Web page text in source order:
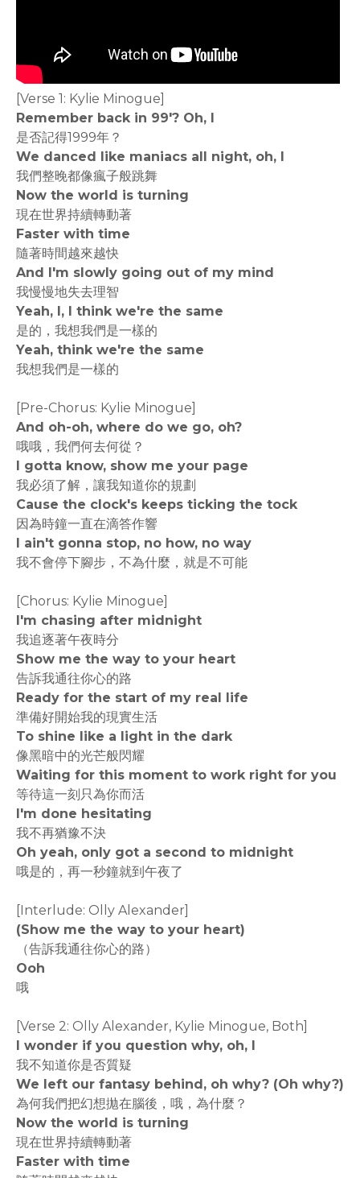
[Verse 1: Kylie Minogue]
Remember back in 99'? Oh, I
是否記得1999年？
We danced like maniacs all night, oh, I
我們整晚都像瘋子般跳舞
Now the world is turning
現在世界持續轉動著
Faster with time
隨著時間越來越快
And I'm slowly going out of my mind
我慢慢地失去理智
Yeah, I, I think we're the same
是的，我想我們是一樣的
Yeah, think we're the same
我想我們是一樣的
[Pre-Chorus: Kylie Minogue]
And oh-oh, where do we go, oh?
哦哦，我們何去何從？
I gotta know, show me your page
我必須了解，讓我知道你的規劃
Cause the clock's keeps ticking the tock
因為時鐘一直在滴答作響
I ain't gonna stop, no how, no way
我不會停下腳步，不為什麼，就是不可能
[Chorus: Kylie Minogue]
I'm chasing after midnight
我追逐著午夜時分
Show me the way to your heart
告訴我通往你心的路
Ready for the start of my real life
準備好開始我的現實生活
To shine like a light in the dark
像黑暗中的光芒般閃耀
Waiting for this moment to work right for you
等待這一刻只為你而活
I'm done hesitating
我不再猶豫不決
Oh yeah, only got a second to midnight
哦是的，再一秒鐘就到午夜了
[Interlude: Olly Alexander]
(Show me the way to your heart)
（告訴我通往你心的路）
Ooh
哦
[Verse 2: Olly Alexander, Kylie Minogue, Both]
I wonder if you question why, oh, I
我不知道你是否質疑
We left our fantasy behind, oh why? (Oh why?)
為何我們把幻想拋在腦後，哦，為什麼？
Now the world is turning
現在世界持續轉動著
Faster with time